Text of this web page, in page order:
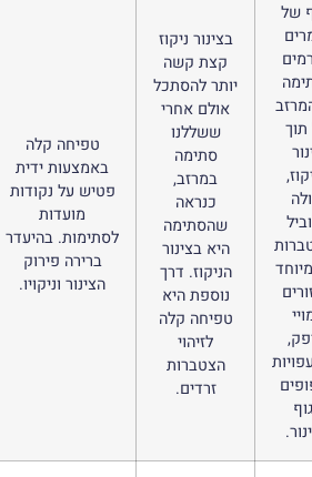
של
בצינור ניקוז
קצת קשה
יותר להסתכל
אולם אחרי
ששללנו
סתימה
במרזב,
כנראה
שהסתימה
היא בצינור
הניקוז.דרך
נוספת היא
טפיחה קלה
לזיהוי
הצטברות
זרדים.
טפיחה קלה
באמצעות ידית
פטיש על נקודות
מועדות
לסתימות.בהיעדר
ברירה פירוק
הצינור וניקויו.